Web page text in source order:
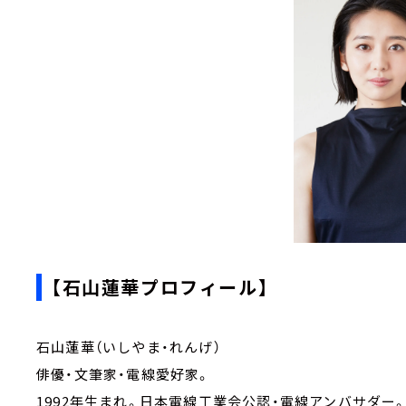
【石山蓮華プロフィール】
石山蓮華（いしやま・れんげ）
俳優・文筆家・電線愛好家。
1992年生まれ。日本電線工業会公認・電線アンバサダー